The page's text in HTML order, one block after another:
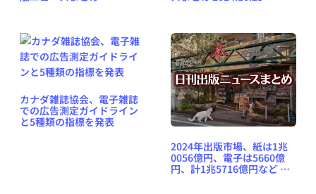
カナダ雑誌協会、電子雑誌
での広告測定ガイドライン
と5種類の指標を発表
2024年出版市場、紙は1兆
0056億円、電子は5660億
円、計1兆5716億円など 日